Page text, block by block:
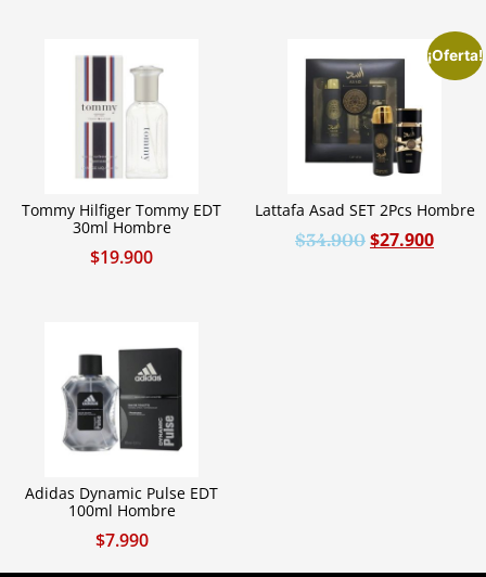
Tommy Hilfiger Tommy EDT
30ml Hombre
$19.900
¡Oferta!
Lattafa Asad SET 2Pcs Hombre
$34.900 $27.900
Adidas Dynamic Pulse EDT
100ml Hombre
$7.990